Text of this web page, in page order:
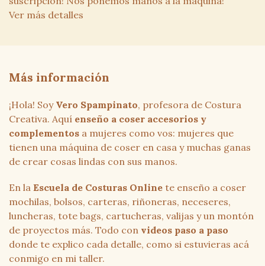
Ver más detalles
Más información
¡Hola! Soy Vero Spampinato, profesora de Costura
Creativa. Aquí enseño a coser accesorios y
complementos a mujeres como vos: mujeres que
tienen una máquina de coser en casa y muchas ganas
de crear cosas lindas con sus manos.
En la Escuela de Costuras Online te enseño a coser
mochilas, bolsos, carteras, riñoneras, neceseres,
luncheras, tote bags, cartucheras, valijas y un montón
de proyectos más. Todo con videos paso a paso
donde te explico cada detalle, como si estuvieras acá
conmigo en mi taller.